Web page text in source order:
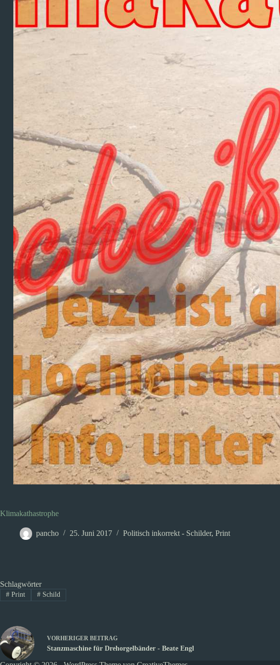
Klimakathastrophe
pancho 25. Juni 2017 Politisch inkorrekt - Schilder, Print
Schlagwörter
#Print #Schild
VORHERIGER BEITRAG
Stanzmaschine für Drehorgelbänder - Beate Engl